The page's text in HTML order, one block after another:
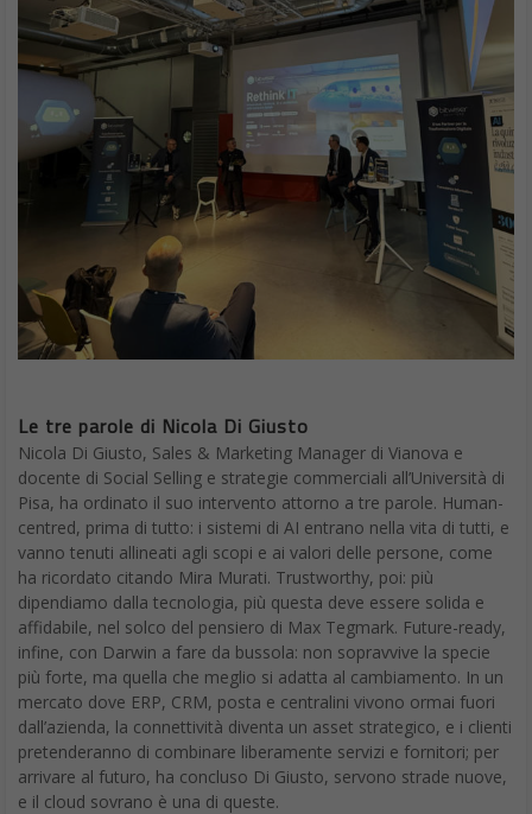
Le tre parole di Nicola Di Giusto
Nicola Di Giusto, Sales & Marketing Manager di Vianova e
docente di Social Selling e strategie commerciali all’Università di
Pisa, ha ordinato il suo intervento attorno a tre parole. Human-
centred, prima di tutto: i sistemi di AI entrano nella vita di tutti, e
vanno tenuti allineati agli scopi e ai valori delle persone, come
ha ricordato citando Mira Murati. Trustworthy, poi: più
dipendiamo dalla tecnologia, più questa deve essere solida e
affidabile, nel solco del pensiero di Max Tegmark. Future-ready,
infine, con Darwin a fare da bussola: non sopravvive la specie
più forte, ma quella che meglio si adatta al cambiamento. In un
mercato dove ERP, CRM, posta e centralini vivono ormai fuori
dall’azienda, la connettività diventa un asset strategico, e i clienti
pretenderanno di combinare liberamente servizi e fornitori; per
arrivare al futuro, ha concluso Di Giusto, servono strade nuove,
e il cloud sovrano è una di queste.